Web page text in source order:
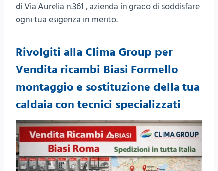
di Via Aurelia n.361 , azienda in grado di soddisfare
ogni tua esigenza in merito.
Rivolgiti alla Clima Group per
Vendita ricambi Biasi Formello
montaggio e sostituzione della tua
caldaia con tecnici specializzati